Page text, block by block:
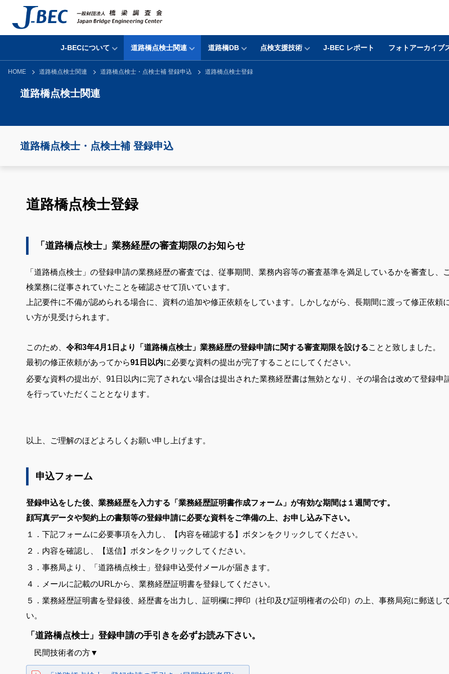
J-BECについて 道路橋点検士関連 道路橋DB 点検支援技術 J-BEC レポート フォトアーカイブ
HOME 道路橋点検士関連 道路橋点検士・点検士補 登録申込 道路橋点検士登録
道路橋点検士関連
道路橋点検士・点検士補 登録申込
道路橋点検士登録
「道路橋点検士」業務経歴の審査期限のお知らせ
「道路橋点検士」の登録申請の業務経歴の審査では、従事期間、業務内容等の審査基準を満足しているかを審査し、
検業務に従事されていたことを確認させて頂いています。
上記要件に不備が認められる場合に、資料の追加や修正依頼をしています。しかしながら、長期間に渡って修正依頼
い方が見受けられます。
このため、 令和3年4月1日より「道路橋点検士」業務経歴の登録申請に関する審査期限を設けることと致しました。
最初の修正依頼があってから91日以内に必要な資料の提出が完了することにしてください。
必要な資料の提出が、91日以内に完了されない場合は提出された業務経歴書は無効となり、その場合は改めて登録申
を行っていただくこととなります。
以上、ご理解のほどよろしくお願い申し上げます。
申込フォーム
登録申込をした後、業務経歴を入力する「業務経歴証明書作成フォーム」が有効な期間は１週間です。
顔写真データや契約上の書類等の登録申請に必要な資料をご準備の上、お申し込み下さい。
１．下記フォームに必要事項を入力し、【内容を確認する】ボタンをクリックしてください。
２．内容を確認し、【送信】ボタンをクリックしてください。
３．事務局より、「道路橋点検士」登録申込受付メールが届きます。
４．メールに記載のURLから、業務経歴証明書を登録してください。
５．業務経歴証明書を登録後、経歴書を出力し、証明欄に押印（社印及び証明権者の公印）の上、事務局宛に郵送し
い。
「道路橋点検士」登録申請の手引きを必ずお読み下さい。
民間技術者の方▼